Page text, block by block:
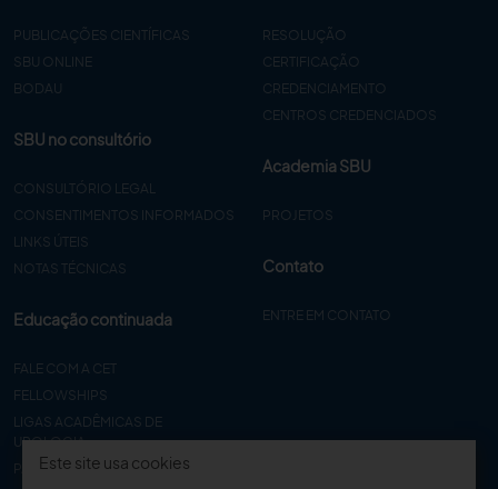
PUBLICAÇÕES CIENTÍFICAS
SBU ONLINE
BODAU
SBU no consultório
CONSULTÓRIO LEGAL
CONSENTIMENTOS INFORMADOS
LINKS ÚTEIS
NOTAS TÉCNICAS
Educação continuada
FALE COM A CET
FELLOWSHIPS
LIGAS ACADÊMICAS DE
UROLOGIA
PAPER
RESOLUÇÃO
CERTIFICAÇÃO
CREDENCIAMENTO
CENTROS CREDENCIADOS
Academia SBU
PROJETOS
Contato
ENTRE EM CONTATO
Este site usa cookies